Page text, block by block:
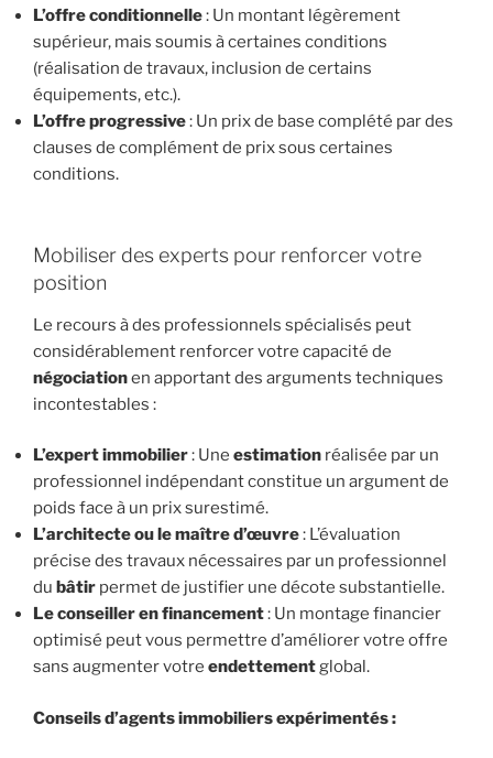
L’offre conditionnelle: Un montant légèrement
supérieur, mais soumis à certaines conditions
(réalisation de travaux, inclusion de certains
équipements, etc.).
L’offre progressive: Un prix de base complété par des
clauses de complément de prix sous certaines
conditions.
Mobiliser des experts pour renforcer votre
position
Le recours à des professionnels spécialisés peut
considérablement renforcer votre capacité de
négociationen apportant des arguments techniques
incontestables :
L’expert immobilier: Une estimation réalisée par un
professionnel indépendant constitue un argument de
poids face à un prix surestimé.
L’architecte ou le maître d’œuvre: L’évaluation
précise des travaux nécessaires par un professionnel
du bâtir permet de justifier une décote substantielle.
Le conseiller en financement: Un montage financier
optimisé peut vous permettre d’améliorer votre offre
sans augmenter votre endettementglobal.
Conseils d’agents immobiliersexpérimentés :